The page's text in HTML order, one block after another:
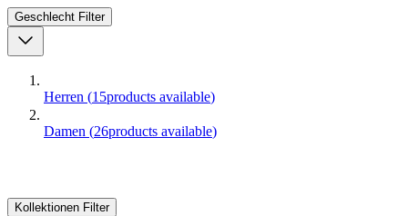
Geschlecht Filter
Herren (15products available)
Damen (26products available)
Kollektionen Filter